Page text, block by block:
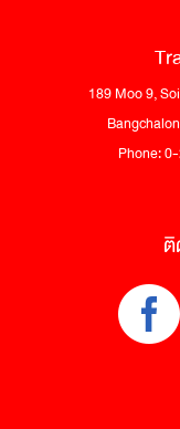
189 Moo 9,
Phone: